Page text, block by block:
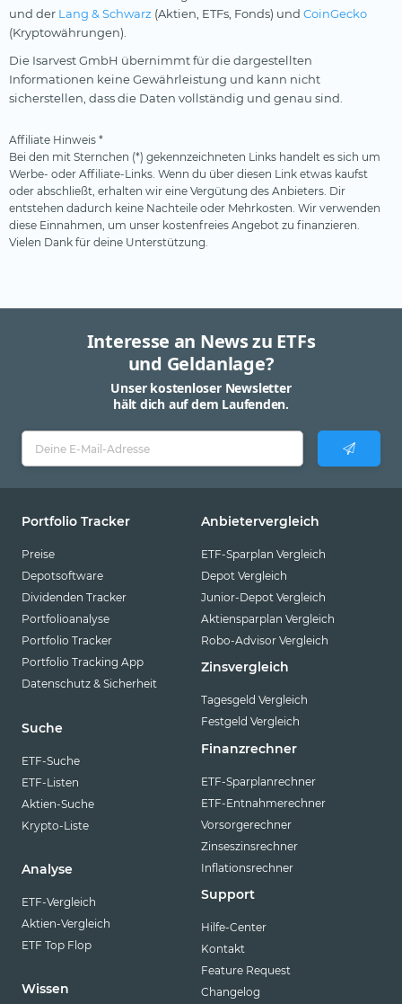
und der Lang & Schwarz (Aktien, ETFs, Fonds) und CoinGecko
(Kryptowährungen).
Die Isarvest GmbH übernimmt für die dargestellten
Informationen keine Gewährleistung und kann nicht
sicherstellen, dass die Daten vollständig und genau sind.
Affiliate Hinweis *
Bei den mit Sternchen (*) gekennzeichneten Links handelt es sich um
Werbe- oder Affiliate-Links. Wenn du über diesen Link etwas kaufst
oder abschließt, erhalten wir eine Vergütung des Anbieters. Dir
entstehen dadurch keine Nachteile oder Mehrkosten. Wir verwenden
diese Einnahmen, um unser kostenfreies Angebot zu finanzieren.
Vielen Dank für deine Unterstützung.
Interesse an News zu ETFs
und Geldanlage?
Unser kostenloser Newsletter
hält dich auf dem Laufenden.
Portfolio Tracker
Preise
Depotsoftware
Dividenden Tracker
Portfolioanalyse
Portfolio Tracker
Portfolio Tracking App
Datenschutz & Sicherheit
Suche
ETF-Suche
ETF-Listen
Aktien-Suche
Krypto-Liste
Analyse
ETF-Vergleich
Aktien-Vergleich
ETF Top Flop
Wissen
Anbietervergleich
ETF-Sparplan Vergleich
Depot Vergleich
Junior-Depot Vergleich
Aktiensparplan Vergleich
Robo-Advisor Vergleich
Zinsvergleich
Tagesgeld Vergleich
Festgeld Vergleich
Finanzrechner
ETF-Sparplanrechner
ETF-Entnahmerechner
Vorsorgerechner
Zinseszinsrechner
Inflationsrechner
Support
Hilfe-Center
Kontakt
Feature Request
Changelog